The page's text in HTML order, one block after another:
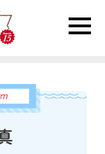
toggle